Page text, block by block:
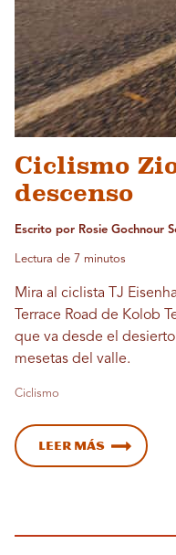
Ciclismo
descenso
Escrito por Rosie Gochnour
Lectura de 7 minutos
Mira al ciclista TJ
Terrace Road de Kolob
que va desde el
mesetas del valle.
Ciclismo
Leer más